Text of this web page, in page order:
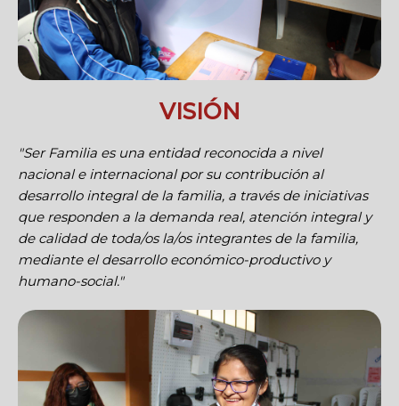
VISIÓN
"Ser Familia es una entidad reconocida a nivel
nacional e internacional por su contribución al
desarrollo integral de la familia, a través de iniciativas
que responden a la demanda real, atención integral y
de calidad de toda/os la/os integrantes de la familia,
mediante el desarrollo económico-productivo y
humano-social."